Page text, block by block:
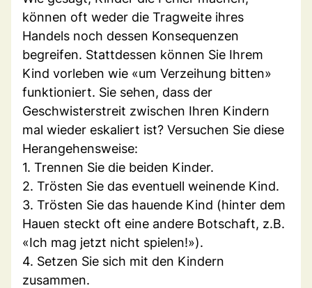
können oft weder die Tragweite ihres
Handels noch dessen Konsequenzen
begreifen. Stattdessen können Sie Ihrem
Kind vorleben wie «um Verzeihung bitten»
funktioniert. Sie sehen, dass der
Geschwisterstreit zwischen Ihren Kindern
mal wieder eskaliert ist? Versuchen Sie diese
Herangehensweise:
1. Trennen Sie die beiden Kinder.
2. Trösten Sie das eventuell weinende Kind.
3. Trösten Sie das hauende Kind (hinter dem
Hauen steckt oft eine andere Botschaft, z.B.
«Ich mag jetzt nicht spielen!»).
4. Setzen Sie sich mit den Kindern
zusammen.